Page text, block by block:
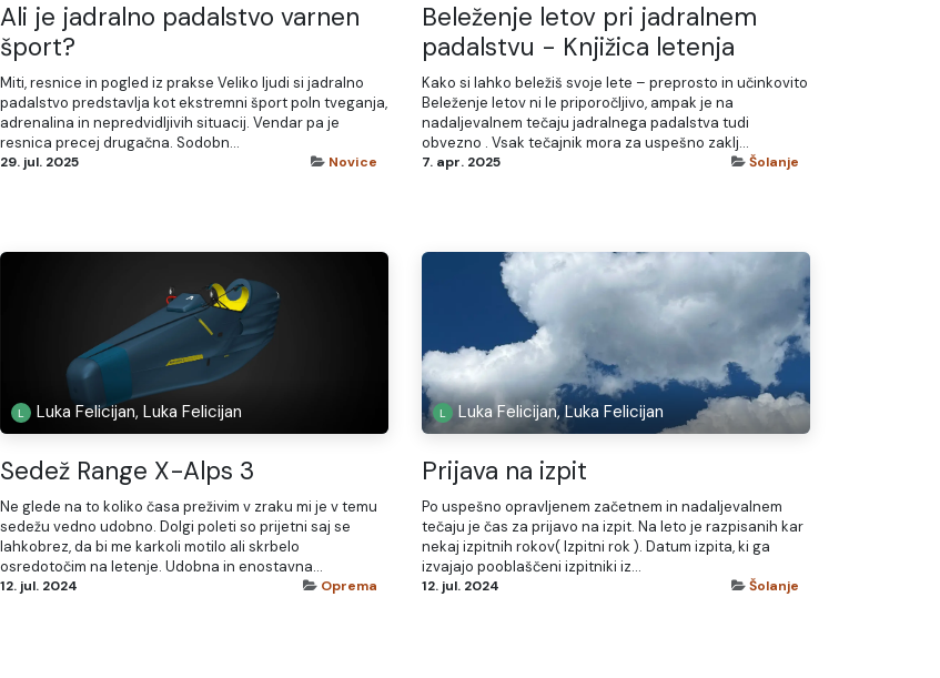
Ali je jadralno padalstvo varnen
šport?
Miti, resnice in pogled iz prakse Veliko ljudi si jadralno
padalstvo predstavlja kot ekstremni šport poln tveganja,
adrenalina in nepredvidljivih situacij. Vendar pa je
resnica precej drugačna. Sodobn...
29. jul. 2025 Novice
Beleženje letov pri jadralnem
padalstvu - Knjižica letenja
Kako si lahko beležiš svoje lete – preprosto in učinkovito
Beleženje letov ni le priporočljivo, ampak je na
nadaljevalnem tečaju jadralnega padalstva tudi
obvezno . Vsak tečajnik mora za uspešno zaklj...
7. apr. 2025 Šolanje
Luka Felicijan, Luka Felicijan
Sedež Range X-Alps 3
Ne glede na to koliko časa preživim v zraku mi je v temu
sedežu vedno udobno. Dolgi poleti so prijetni saj se
lahkobrez, da bi me karkoli motilo ali skrbelo
osredotočim na letenje. Udobna in enostavna...
12. jul. 2024 Oprema
Luka Felicijan, Luka Felicijan
Prijava na izpit
Po uspešno opravljenem začetnem in nadaljevalnem
tečaju je čas za prijavo na izpit. Na leto je razpisanih kar
nekaj izpitnih rokov( Izpitni rok ). Datum izpita, ki ga
izvajajo pooblaščeni izpitniki iz...
12. jul. 2024 Šolanje